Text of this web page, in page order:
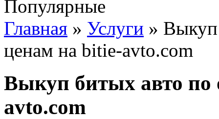
Популярные
Главная » Услуги » Выкуп
ценам на bitie-avto.com
Выкуп битых авто
avto.com